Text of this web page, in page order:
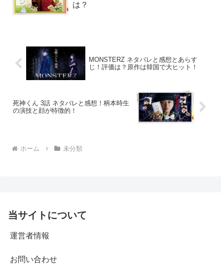
は？
MONSTERZ ネタバレと感想とあらす
じ！評価は？原作は韓国で大ヒット！
死神くん 3話 ネタバレと感想！柄本時生
の演技と顔が特徴的！
ホーム 未分類
当サイトについて
運営者情報
お問い合わせ